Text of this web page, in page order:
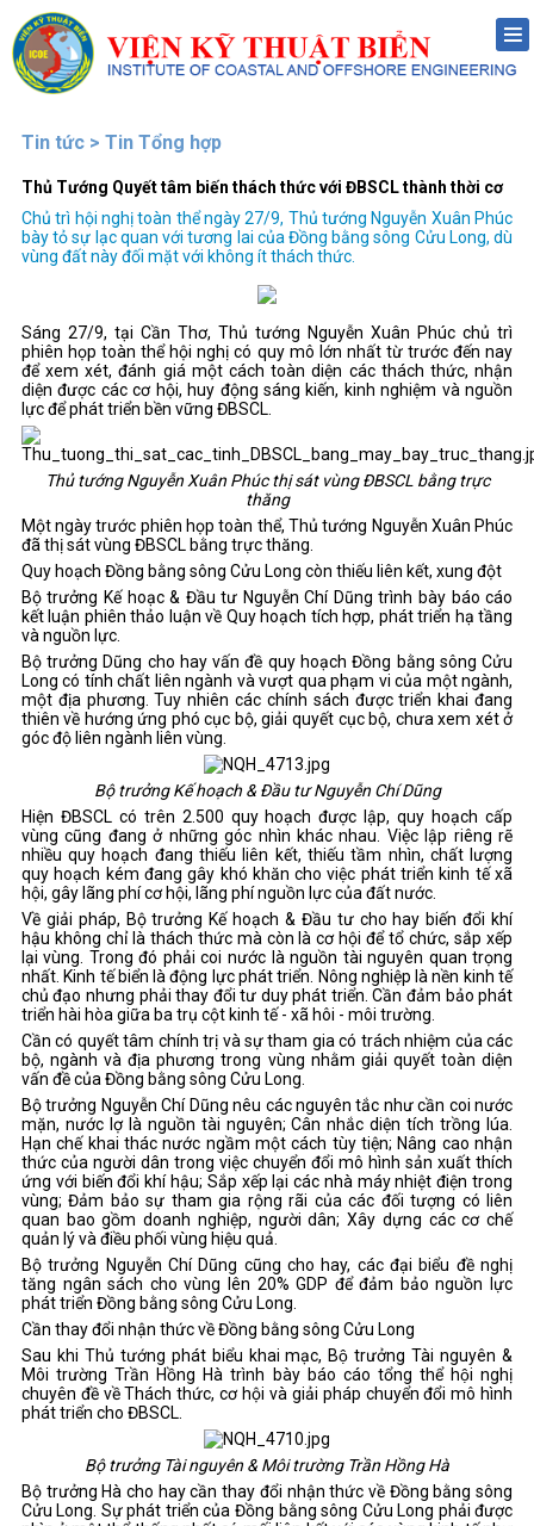
Tin tức > Tin Tổng hợp
Thủ Tướng Quyết tâm biến thách thức với ĐBSCL thành thời cơ
Chủ trì hội nghị toàn thể ngày 27/9, Thủ tướng Nguyễn Xuân Phúc
bày tỏ sự lạc quan với tương lai của Đồng bằng sông Cửu Long, dù
vùng đất này đối mặt với không ít thách thức.
Sáng 27/9, tại Cần Thơ, Thủ tướng Nguyễn Xuân Phúc chủ trì
phiên họp toàn thể hội nghị có quy mô lớn nhất từ trước đến nay
để xem xét, đánh giá một cách toàn diện các thách thức, nhận
diện được các cơ hội, huy động sáng kiến, kinh nghiệm và nguồn
lực để phát triển bền vững ĐBSCL.
Thủ tướng Nguyễn Xuân Phúc thị sát vùng ĐBSCL bằng trực
thăng
Một ngày trước phiên họp toàn thể, Thủ tướng Nguyễn Xuân Phúc
đã thị sát vùng ĐBSCL bằng trực thăng.
Quy hoạch Đồng bằng sông Cửu Long còn thiếu liên kết, xung đột
Bộ trưởng Kế hoạc & Đầu tư Nguyễn Chí Dũng trình bày báo cáo
kết luận phiên thảo luận về Quy hoạch tích hợp, phát triển hạ tầng
và nguồn lực.
Bộ trưởng Dũng cho hay vấn đề quy hoạch Đồng bằng sông Cửu
Long có tính chất liên ngành và vượt qua phạm vi của một ngành,
một địa phương. Tuy nhiên các chính sách được triển khai đang
thiên về hướng ứng phó cục bộ, giải quyết cục bộ, chưa xem xét ở
góc độ liên ngành liên vùng.
Bộ trưởng Kế hoạch & Đầu tư Nguyễn Chí Dũng
Hiện ĐBSCL có trên 2.500 quy hoạch được lập, quy hoạch cấp
vùng cũng đang ở những góc nhìn khác nhau. Việc lập riêng rẽ
nhiều quy hoạch đang thiếu liên kết, thiếu tầm nhìn, chất lượng
quy hoạch kém đang gây khó khăn cho việc phát triển kinh tế xã
hội, gây lãng phí cơ hội, lãng phí nguồn lực của đất nước.
Về giải pháp, Bộ trưởng Kế hoạch & Đầu tư cho hay biến đổi khí
hậu không chỉ là thách thức mà còn là cơ hội để tổ chức, sắp xếp
lại vùng. Trong đó phải coi nước là nguồn tài nguyên quan trọng
nhất. Kinh tế biển là động lực phát triển. Nông nghiệp là nền kinh tế
chủ đạo nhưng phải thay đổi tư duy phát triển. Cần đảm bảo phát
triển hài hòa giữa ba trụ cột kinh tế - xã hôi - môi trường.
Cần có quyết tâm chính trị và sự tham gia có trách nhiệm của các
bộ, ngành và địa phương trong vùng nhằm giải quyết toàn diện
vấn đề của Đồng bằng sông Cửu Long.
Bộ trưởng Nguyễn Chí Dũng nêu các nguyên tắc như cần coi nước
mặn, nước lợ là nguồn tài nguyên; Cân nhắc diện tích trồng lúa.
Hạn chế khai thác nước ngầm một cách tùy tiện; Nâng cao nhận
thức của người dân trong việc chuyển đổi mô hình sản xuất thích
ứng với biến đổi khí hậu; Sắp xếp lại các nhà máy nhiệt điện trong
vùng; Đảm bảo sự tham gia rộng rãi của các đối tượng có liên
quan bao gồm doanh nghiệp, người dân; Xây dựng các cơ chế
quản lý và điều phối vùng hiệu quả.
Bộ trưởng Nguyễn Chí Dũng cũng cho hay, các đại biểu đề nghị
tăng ngân sách cho vùng lên 20% GDP để đảm bảo nguồn lực
phát triển Đồng bằng sông Cửu Long.
Cần thay đổi nhận thức về Đồng bằng sông Cửu Long
Sau khi Thủ tướng phát biểu khai mạc, Bộ trưởng Tài nguyên &
Môi trường Trần Hồng Hà trình bày báo cáo tổng thể hội nghị
chuyên đề về Thách thức, cơ hội và giải pháp chuyển đổi mô hình
phát triển cho ĐBSCL.
Bộ trưởng Tài nguyên & Môi trường Trần Hồng Hà
Bộ trưởng Hà cho hay cần thay đổi nhận thức về Đồng bằng sông
Cửu Long. Sự phát triển của Đồng bằng sông Cửu Long phải được